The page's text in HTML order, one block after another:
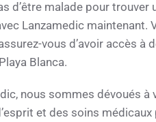
d’être malade pour trouver
Lanzamedic maintenant.
vous d’avoir accès
Blanca.
nous sommes dévoués
et des soins